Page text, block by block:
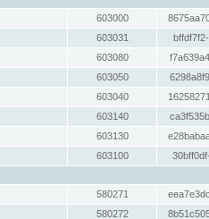
603000
603031
603080
603050
603040
603140
603130
603100
580271
580272